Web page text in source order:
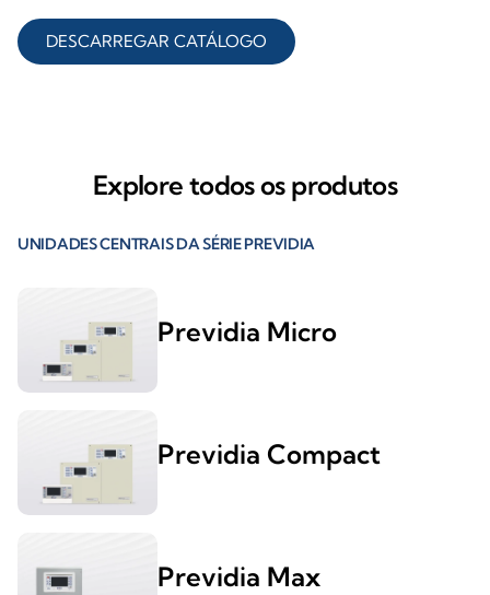
DESCARREGAR CATÁLOGO
Explore todos os produtos
UNIDADES CENTRAIS DA SÉRIE PREVIDIA
Previdia Micro
Previdia Compact
Previdia Max